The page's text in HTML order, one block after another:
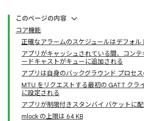
このページの内容
コア機能
正確なアラームのスケジュールはデフォル
アプリがキャッシュされている間、コン
ードキャストがキューに追加される
アプリは自身のバックグラウンド プロセ
MTU をリクエストする最初の GATT クラ
に設定される
アプリが制限付きスタンバイ バケットに
mlock の上限は 64 KB